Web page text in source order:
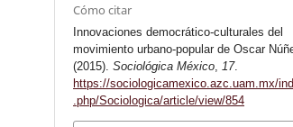
Cómo citar
Innovaciones democrático-culturales del
movimiento urbano-popular de Oscar
(2015).Sociológica México 17.
https://sociologicamexico.azc.uam.mx/
.php/Sociologica/article/view/854